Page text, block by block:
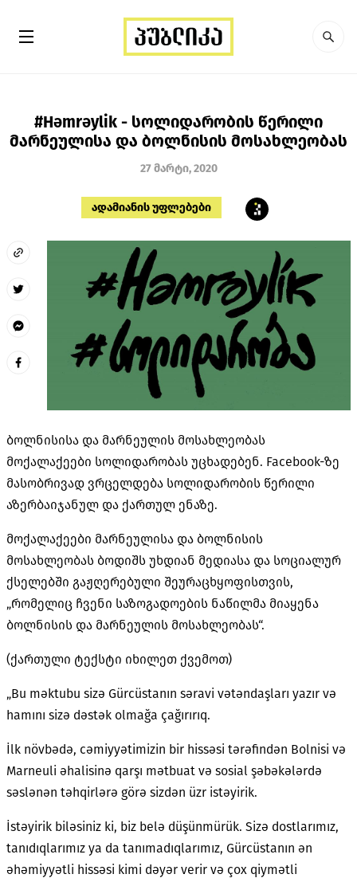
#Həmrəylik - სოლიდარობის წერილი
მარნეულისა და ბოლნისის მოსახლეობას
27 მარტი, 2020
ადამიანის უფლებები
ბოლნისისა და მარნეულის მოსახლეობას
მოქალაქეები სოლიდარობას უცხადებენ. Facebook-ზე
მასობრივად ვრცელდება სოლიდარობის წერილი
აზერბაიჯანულ და ქართულ ენაზე.
მოქალაქეები მარნეულისა და ბოლნისის
მოსახლეობას ბოდიშს უხდიან მედიასა და სოციალურ
ქსელებში გაჟღერებული შეურაცხყოფისთვის,
„რომელიც ჩვენი საზოგადოების ნაწილმა მიაყენა
ბოლნისის და მარნეულის მოსახლეობას“.
(ქართული ტექსტი იხილეთ ქვემოთ)
„Bu məktubu sizə Gürcüstanın səravi vətəndaşları yazır və
hamını sizə dəstək olmağa çağırırıq.
İlk növbədə, cəmiyyətimizin bir hissəsi tərəfindən Bolnisi və
Marneuli əhalisinə qarşı mətbuat və sosial şəbəkələrdə
səslənən təhqirlərə görə sizdən üzr istəyirik.
İstəyirik biləsiniz ki, biz belə düşünmürük. Sizə dostlarımız,
tanıdıqlarımız ya da tanımadıqlarımız, Gürcüstanın ən
əhəmiyyətli hissəsi kimi dəyər verir və çox qiymətli